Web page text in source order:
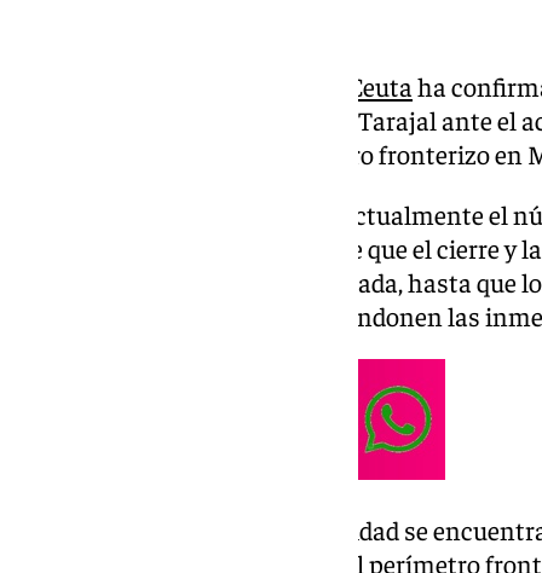
Delegación del Gobierno en Ceutaha
intermitente» de la frontera del Tarajal ante el
personas migrantes al perímetro fronterizo en
La Delegación, que desconoce actualmente el
trata de acceder a la ciudad, cree que el cierre
continuará durante toda la jornada, hasta que
subsaharianos y magrebíes abandonen las
Las Fuerzas y Cuerpos de Seguridad se
las 11:00 horas, trabajando en el perímetro